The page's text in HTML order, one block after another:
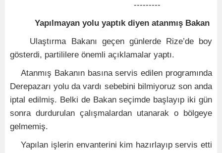
---------
Yapılmayan yolu yaptık diyen atanmış Bakan
Ulaştırma Bakanı geçen günlerde Rize’de boy
gösterdi, partililere önemli açıklamalar yaptı.
Atanmış Bakanın basına servis edilen programında
Derepazarı yolu da vardı sebebini bilmiyoruz son anda
iptal edilmiş. Belki de Bakan seçimde başlayıp iki gün
sonra durdurulan çalışmalardan utanarak o bölgeye
gelmemiş.
Yapılan işlerin envanterini kim hazırlayıp servis etti